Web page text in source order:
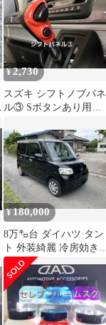
¥2,730
スズキ シフトノブパネ
ル③ Sボタンあり用
ー
¥180,000
8万㌔台 ダイハツ タン
ト 外装綺麗 冷房効き
⭕️ タイミングチェーン
式